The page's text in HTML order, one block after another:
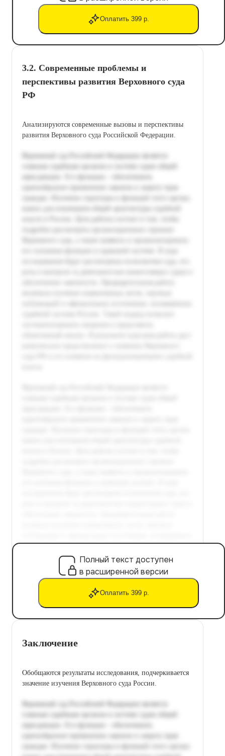
Оплатить 399 р.
3.2. Современные проблемы и
перспективы развития Верховного суда
РФ
Анализируются современные вызовы и перспективы
развития Верховного суда Российской Федерации.
Полный текст доступен
в расширенной версии
Оплатить 399 р.
Заключение
Обобщаются результаты исследования, подчеркивается
значение изучения Верховного суда России.